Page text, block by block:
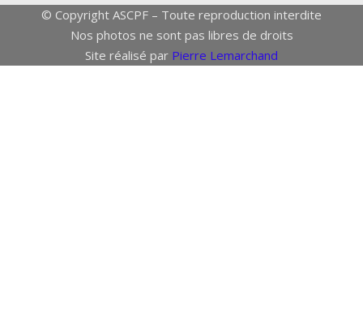
© Copyright ASCPF – Toute reproduction interdite
Nos photos ne sont pas libres de droits
Site réalisé par Pierre Lemarchand